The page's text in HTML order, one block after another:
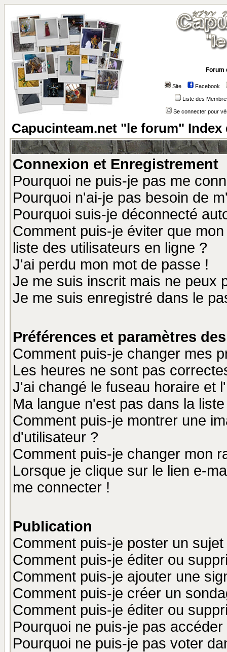
Forum
Site Facebook
Liste des
Se connecter pour
Capucinteam.net "le forum" Index
Connexion et Enregistrement
Pourquoi ne puis-je pas me
Pourquoi n'ai-je pas besoin de
Pourquoi suis-je déconnecté
Comment puis-je éviter que
liste des utilisateurs en ligne ?
J'ai perdu mon mot de passe !
Je me suis inscrit mais ne peux
Je me suis enregistré dans le
Préférences et paramètres
Comment puis-je changer mes
Les heures ne sont pas
J'ai changé le fuseau horaire et
Ma langue n'est pas dans la
Comment puis-je montrer une
d'utilisateur ?
Comment puis-je changer mon
Lorsque je clique sur le lien e-
me connecter !
Publication
Comment puis-je poster un
Comment puis-je éditer ou
Comment puis-je ajouter une
Comment puis-je créer un
Comment puis-je éditer ou
Pourquoi ne puis-je pas
Pourquoi ne puis-je pas voter